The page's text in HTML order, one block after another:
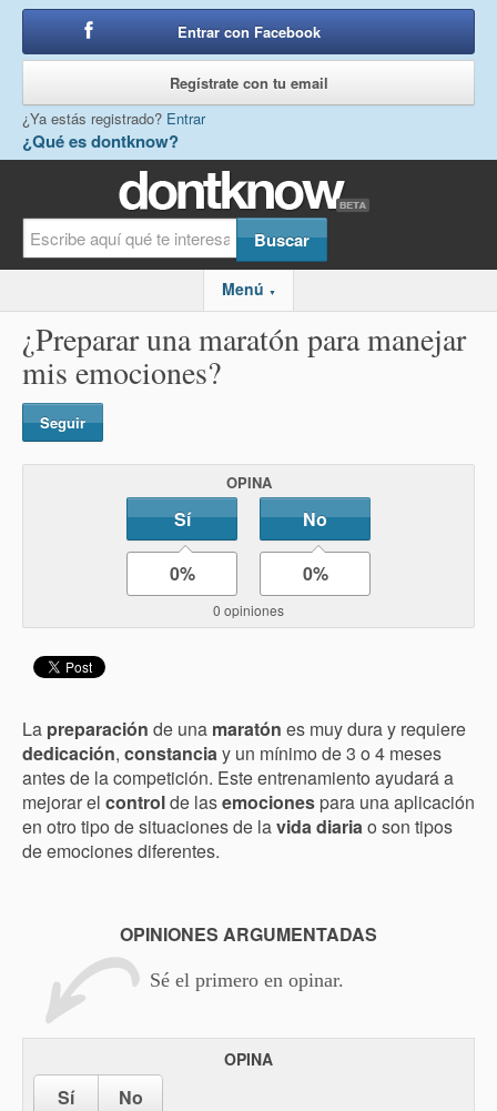
¿Qué es dontknow?
Entrar con Facebook
Regístrate con tu email
¿Ya estás registrado? Entrar
Menú ▼
¿Preparar una maratón para manejar
mis emociones?
Seguir
OPINA
Sí No
0% 0%
0 opiniones
La preparación de una maratón es muy dura y requiere
dedicación, constanciay un mínimo de 3 o 4 meses
antes de la competición. Este entrenamiento ayudará a
mejorar el controlde lasemociones para una aplicación
en otro tipo de situaciones de lavida diariao son tipos
de emociones diferentes.
OPINIONES ARGUMENTADAS
Sé el primero en opinar.
OPINA
Sí No